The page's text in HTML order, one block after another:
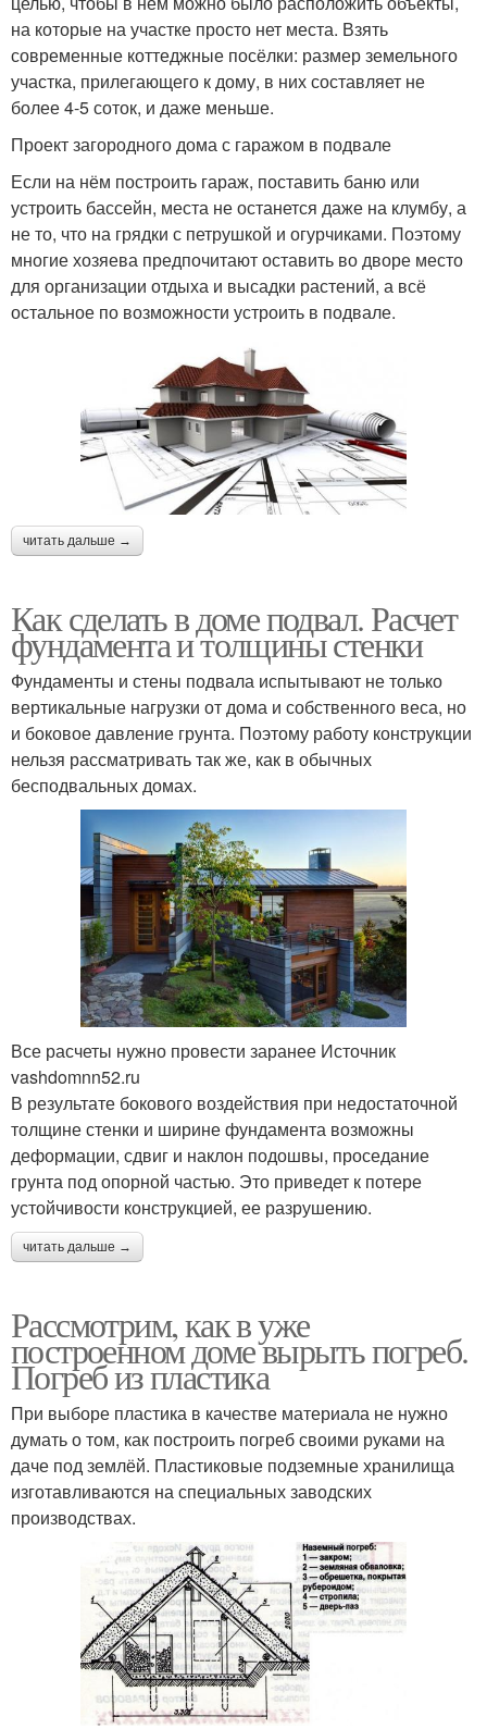
на которые на участке просто нет места. Взять
современные коттеджные посёлки: размер земельного
участка, прилегающего к дому, в них составляет не
более 4-5 соток, и даже меньше.
Проект загородного дома с гаражом в подвале
Если на нём построить гараж, поставить баню или
устроить бассейн, места не останется даже на клумбу, а
не то, что на грядки с петрушкой и огурчиками. Поэтому
многие хозяева предпочитают оставить во дворе место
для организации отдыха и высадки растений, а всё
остальное по возможности устроить в подвале.
читать дальше →
Как сделать в доме подвал. Расчет
фундамента и толщины стенки
Фундаменты и стены подвала испытывают не только
вертикальные нагрузки от дома и собственного веса, но
и боковое давление грунта. Поэтому работу конструкции
нельзя рассматривать так же, как в обычных
бесподвальных домах.
Все расчеты нужно провести заранее Источник
vashdomnn52.ru
В результате бокового воздействия при недостаточной
толщине стенки и ширине фундамента возможны
деформации, сдвиг и наклон подошвы, проседание
грунта под опорной частью. Это приведет к потере
устойчивости конструкцией, ее разрушению.
читать дальше →
Рассмотрим, как в уже
построенном доме вырыть погреб.
Погреб из пластика
При выборе пластика в качестве материала не нужно
думать о том, как построить погреб своими руками на
даче под землёй. Пластиковые подземные хранилища
изготавливаются на специальных заводских
производствах.